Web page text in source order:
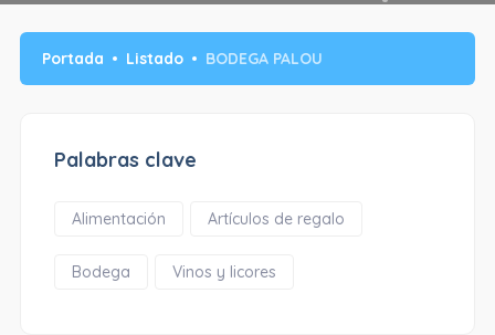
Portada Listado BODEGA PALOU
Palabras clave
Alimentación Artículos de regalo
Bodega Vinos y licores